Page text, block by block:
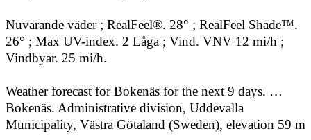
Nuvarande väder ; RealFeel®. 28° ; RealFeel Shade™.
26° ; Max UV-index. 2 Låga ; Vind. VNV 12 mi/h ;
Vindbyar. 25 mi/h.
Weather forecast for Bokenäs for the next 9 days. …
Bokenäs. Administrative division, Uddevalla
Municipality, Västra Götaland (Sweden), elevation 59 m